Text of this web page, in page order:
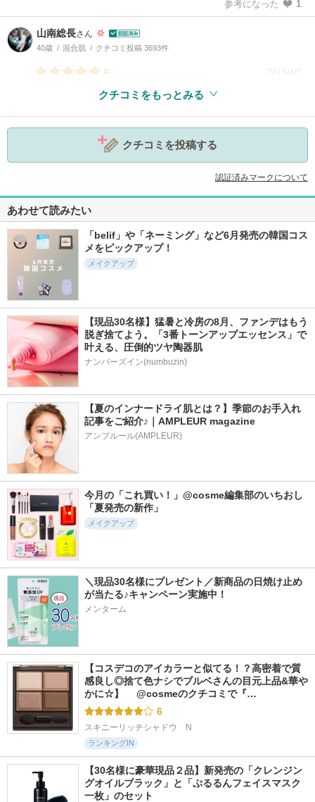
参考になった 1
山南総長さん
40歳 混合肌 クチコミ投稿 3693件
5 2019/4/7
クチコミをもっとみる
クチコミを投稿する
認証済みマークについて
あわせて読みたい
「belif」や「ネーミング」など6月発売の韓国コス
メをピックアップ！
メイクアップ
【現品30名様】猛暑と冷房の8月、ファンデはもう
脱ぎ捨てよう。「3番トーンアップエッセンス」で
叶える、圧倒的ツヤ陶器肌
ナンバーズイン(numbuzin)
【夏のインナードライ肌とは？】季節のお手入れ
記事をご紹介♪｜AMPLEUR magazine
アンプルール(AMPLEUR)
今月の「これ買い！」@cosme編集部のいちおし
「夏発売の新作」
メイクアップ
＼現品30名様にプレゼント／新商品の日焼け止め
が当たる♪キャンペーン実施中！
メンターム
【コスデコのアイカラーと似てる！？高密着で質
感良し◎捨て色ナシでブルベさんの目元上品&華や
かに☆】 　@cosmeのクチコミで『…
6
スキニーリッチシャドウ　N
ランキングIN
【30名様に豪華現品２品】新発売の「クレンジン
グオイルブラック」と「ぷるるんフェイスマスク
一枚」のセット